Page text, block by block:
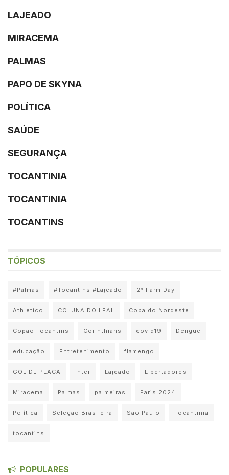
LAJEADO
MIRACEMA
PALMAS
PAPO DE SKYNA
POLÍTICA
SAÚDE
SEGURANÇA
TOCANTINIA
TOCANTINIA
TOCANTINS
TÓPICOS
#Palmas #Tocantins #Lajeado 2° Farm Day
Athletico COLUNA DO LEAL Copa do Nordeste
Copão Tocantins Corinthians covid19 Dengue
educação Entretenimento flamengo
GOL DE PLACA Inter Lajeado Libertadores
Miracema Palmas palmeiras Paris 2024
Política Seleção Brasileira São Paulo Tocantinia
tocantins
POPULARES